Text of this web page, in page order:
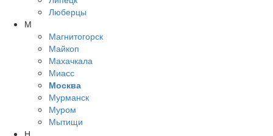
Люберцы
М
Магнитогорск
Майкоп
Махачкала
Миасс
Москва
Мурманск
Муром
Мытищи